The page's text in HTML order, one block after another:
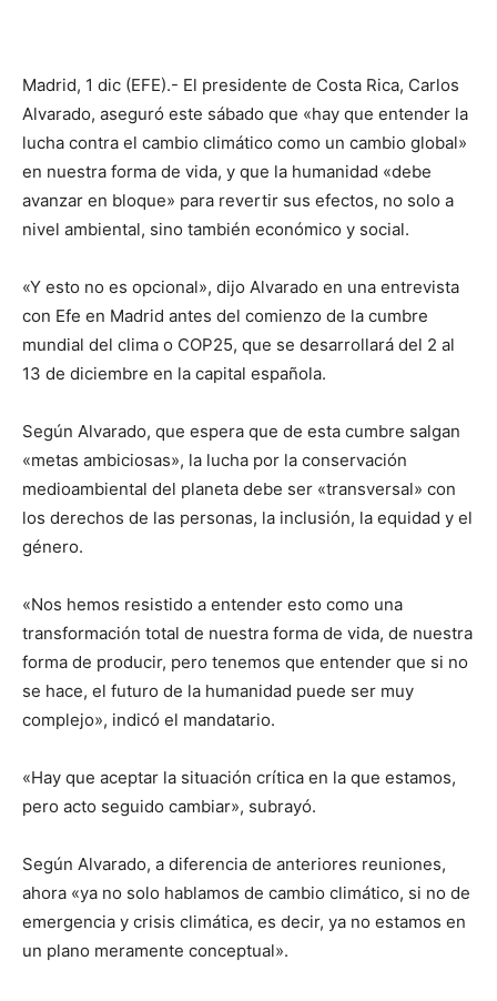
Madrid, 1 dic (EFE).- El presidente de Costa Rica, Carlos
Alvarado, aseguró este sábado que «hay que entender la
lucha contra el cambio climático como un cambio global»
en nuestra forma de vida, y que la humanidad «debe
avanzar en bloque» para revertir sus efectos, no solo a
nivel ambiental, sino también económico y social.
«Y esto no es opcional», dijo Alvarado en una entrevista
con Efe en Madrid antes del comienzo de la cumbre
mundial del clima o COP25, que se desarrollará del 2 al
13 de diciembre en la capital española.
Según Alvarado, que espera que de esta cumbre salgan
«metas ambiciosas», la lucha por la conservación
medioambiental del planeta debe ser «transversal» con
los derechos de las personas, la inclusión, la equidad y el
género.
«Nos hemos resistido a entender esto como una
transformación total de nuestra forma de vida, de nuestra
forma de producir, pero tenemos que entender que si no
se hace, el futuro de la humanidad puede ser muy
complejo», indicó el mandatario.
«Hay que aceptar la situación crítica en la que estamos,
pero acto seguido cambiar», subrayó.
Según Alvarado, a diferencia de anteriores reuniones,
ahora «ya no solo hablamos de cambio climático, si no de
emergencia y crisis climática, es decir, ya no estamos en
un plano meramente conceptual».